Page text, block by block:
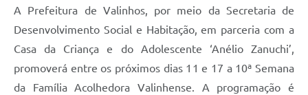
Editais
Links
A Prefeitura de Valinhos, por meio da Secretaria de
Desenvolvimento Social e Habitação, em parceria com a
Casa da Criança e do Adolescente ‘Anélio Zanuchi’,
promoverá entre os próximos dias 11 e 17 a 10ª Semana
da Família Acolhedora Valinhense. A programação é